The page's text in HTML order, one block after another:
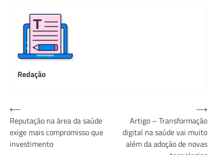
Redação
Navegação
de
Post
⟵
Reputação na área da saúde
exige mais compromisso que
investimento
Artigo – Transformação
digital na saúde vai muito
além da adoção de novas
⟶